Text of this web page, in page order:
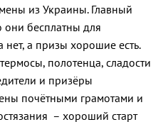
из Украины. Главный
они бесплатны для
нет, а призы хорошие есть.
полотенца, сладости
и призёры
почётными грамотами и
– хороший старт